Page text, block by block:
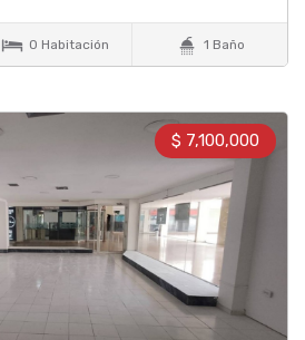
 0 Habitación  1 Baño
$ 7,100,000